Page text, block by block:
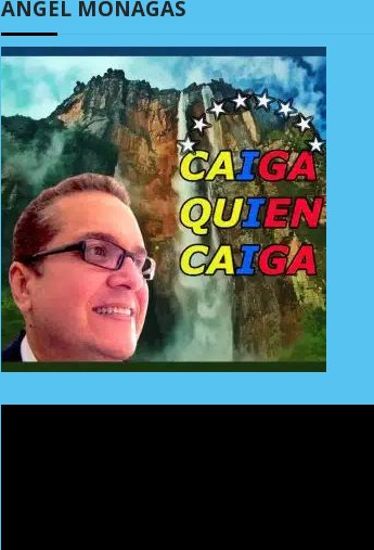
ÁNGEL MONAGAS